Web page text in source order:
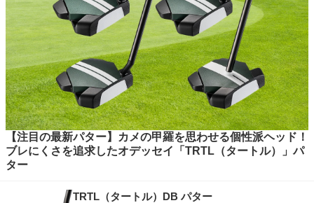
【注目の最新パター】カメの甲羅を思わせる個性派ヘッド！
ブレにくさを追求したオデッセイ「TRTL（タートル）」パ
ター
TRTL（タートル）DB パター